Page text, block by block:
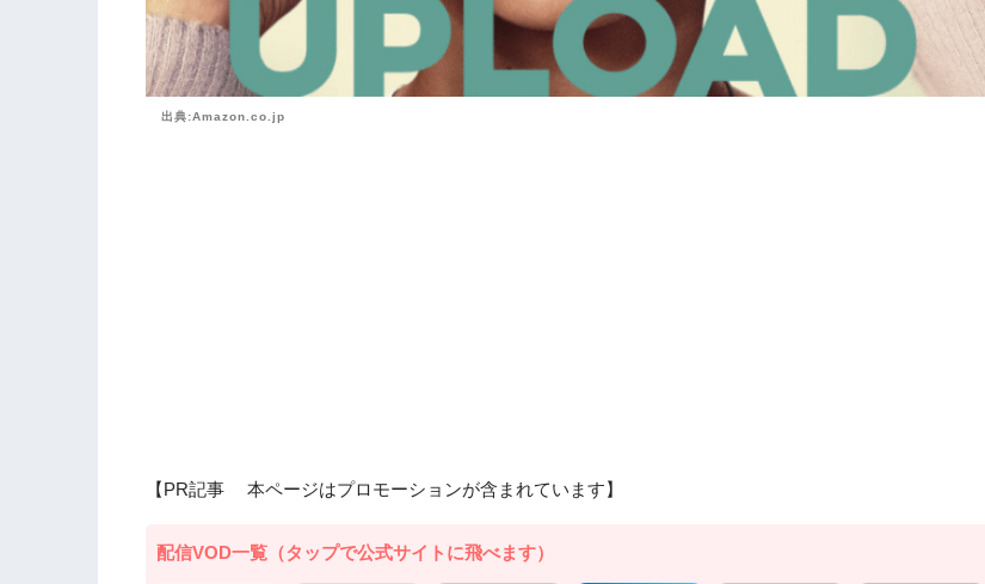
出典:Amazon.co.jp
【PR記事 本ページはプロモーションが含まれています】
配信VOD一覧（タップで公式サイトに飛べます）